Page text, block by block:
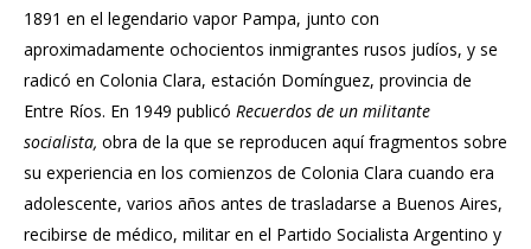
1891 en el legendario vapor Pampa, junto con
aproximadamente ochocientos inmigrantes rusos judíos, y se
radicó en Colonia Clara, estación Domínguez, provincia de
Entre Ríos. En 1949 publicó Recuerdos de un militante
socialista, obra de la que se reproducen aquí fragmentos sobre
su expe­riencia en los comienzos de Colonia Clara cuando era
adolescente, varios años antes de trasladarse a Buenos Aires,
recibirse de médico, militar en el Partido Socialista Argentino y